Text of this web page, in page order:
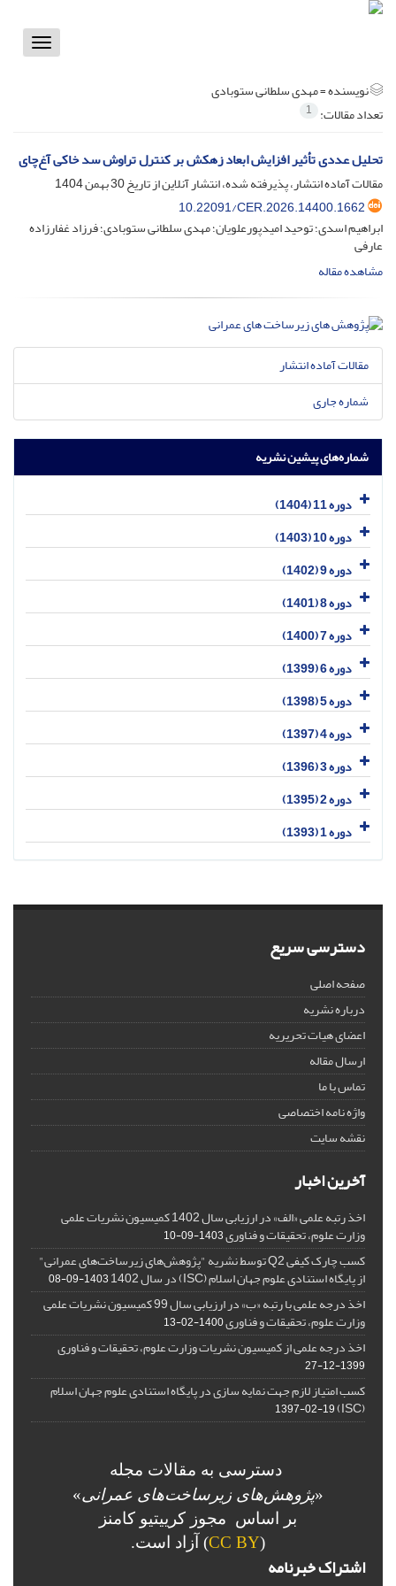
Toggle
نویسنده =مهدی سلطانی ستوبادی
تعداد مقالات: 1
تحلیل عددی تأثیر افزایش ابعاد زهکش بر کنترل تراوش سد خاکی آغ‌چای
مقالات آماده انتشار، پذیرفته شده، انتشار آنلاین از تاریخ30 بهمن 1404
10.22091/CER.2026.14400.1662
ابراهیم اسدی؛ توحید امیدپورعلویان؛ مهدی سلطانی ستوبادی؛ فرزاد غفارزاده
عارفی
مشاهده مقاله
مقالات آماده انتشار
شماره جاری
شماره‌های پیشین نشریه
دوره 11 (1404)
دوره 10 (1403)
دوره 9 (1402)
دوره 8 (1401)
دوره 7 (1400)
دوره 6 (1399)
دوره 5 (1398)
دوره 4 (1397)
دوره 3 (1396)
دوره 2 (1395)
دوره 1 (1393)
دسترسی سریع
صفحه اصلی
درباره نشریه
اعضای هیات تحریریه
ارسال مقاله
تماس با ما
واژه نامه اختصاصی
نقشه سایت
آخرین اخبار
اخذ رتبه علمی «الف» در ارزیابی سال 1402 کمیسیون نشریات علمی
وزارت علوم، تحقیقات و فناوری1403-09-10
کسب چارک کیفی Q2 توسط نشریه "پژوهش‌های زیرساخت‌های عمرانی"
از پایگاه استنادی علوم جهان اسلام (ISC) در سال 1402 1403-09-08
اخذ درجه علمی با رتبه «ب» در ارزیابی سال 99 کمیسیون نشریات علمی
وزارت علوم، تحقیقات و فناوری1400-02-13
اخذ درجه علمی از کمیسیون نشریات وزارت علوم، تحقیقات و فناوری
1399-12-27
کسب امتیاز لازم جهت نمایه سازی در پایگاه استنادی علوم جهان اسلام
(ISC)
1397-02-19
دسترسی به مقالات مجله
«پژوهش‌های زیرساخت‌های عمرانی»
بر اساس مجوز کرییتیو کامنز
(
CC BY) آزاد است.
اشتراک خبرنامه